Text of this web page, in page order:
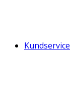
Kundservice